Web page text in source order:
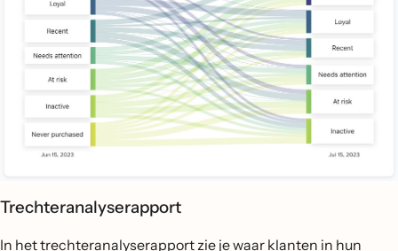
Trechteranalyserapport
In hettrechteranalyserapportzie je waar klanten in hun